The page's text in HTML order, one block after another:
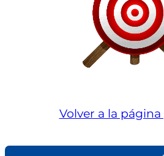
Volver a la